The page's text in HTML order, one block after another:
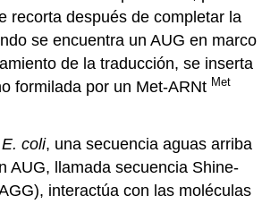
recorta después de completar la
se encuentra un AUG en marco
de la traducción, se inserta
formilada por un Met-ARNt Met
E. coli, una secuencia aguas arriba
AUG, llamada secuencia Shine-
interactúa con las moléculas